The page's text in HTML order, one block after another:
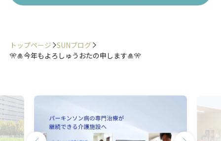
トップページ SUNブログ
🎌🎍今年もよろしゅうおたの申します🎍🎌